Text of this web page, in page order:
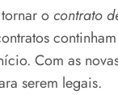
ocontrato
Com as
serem legais.